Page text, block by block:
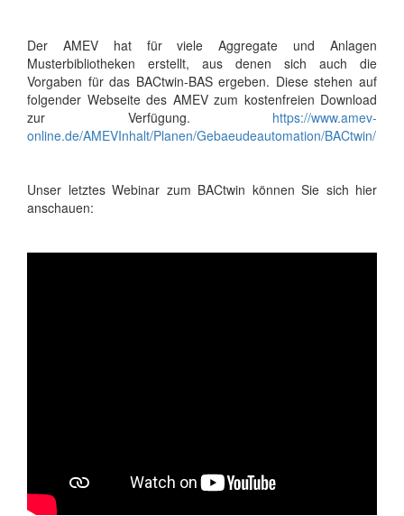
Der AMEV hat für viele Aggregate und Anlagen
Musterbibliotheken erstellt, aus denen sich auch die
Vorgaben für das BACtwin-BAS ergeben. Diese stehen auf
folgender Webseite des AMEV zum kostenfreien Download
zur Verfügung. https://www.amev-
online.de/AMEVInhalt/Planen/Gebaeudeautomation/BACtwin/
Unser letztes Webinar zum BACtwin können Sie sich hier
anschauen: